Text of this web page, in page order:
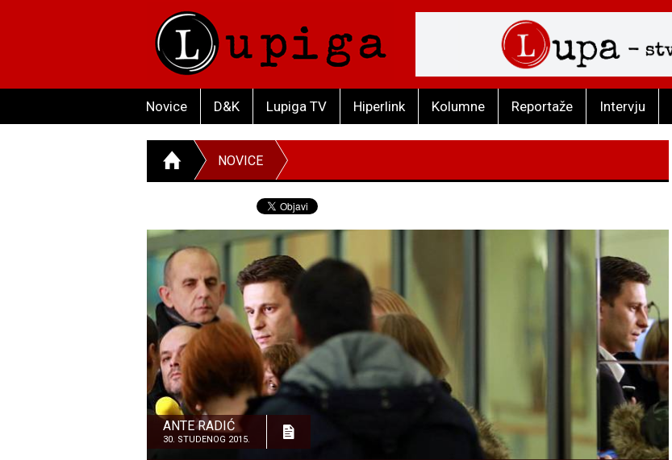
Novice D&K Lupiga TV Hiperlink Kolumne Reportaže Intervju
NOVICE
ANTE RADIĆ
30. STUDENOG 2015.